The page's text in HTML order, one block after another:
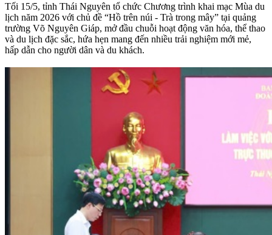
Tối 15/5, tỉnh Thái Nguyên tổ chức Chương trình khai mạc Mùa du
lịch năm 2026 với chủ đề “Hồ trên núi - Trà trong mây” tại quảng
trường Võ Nguyên Giáp, mở đầu chuỗi hoạt động văn hóa, thể thao
và du lịch đặc sắc, hứa hẹn mang đến nhiều trải nghiệm mới mẻ,
hấp dẫn cho người dân và du khách.